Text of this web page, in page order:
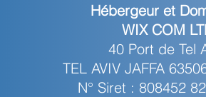
Hébergeur et
WIX COM
40 Port de Tel
TEL AVIV JAFFA
N° Siret : 808452